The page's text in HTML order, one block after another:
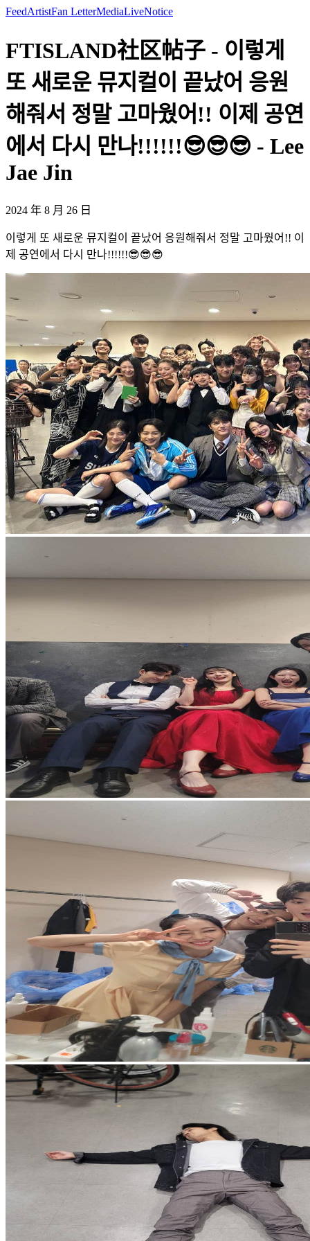
FeedArtistFan LetterMediaLiveNotice
FTISLAND社区帖子 - 이렇게
또 새로운 뮤지컬이 끝났어 응원
해줘서 정말 고마웠어!! 이제 공연
에서 다시 만나!!!!!!😎😎😎 - Lee
Jae Jin
2024 年 8 月 26 日
이렇게 또 새로운 뮤지컬이 끝났어 응원해줘서 정말 고마웠어!! 이
제 공연에서 다시 만나!!!!!!😎😎😎